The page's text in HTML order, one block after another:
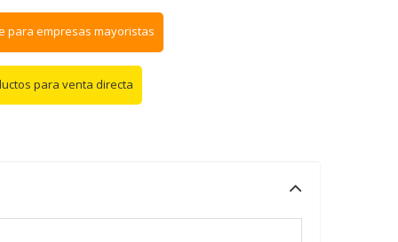
para empresas mayoristas
para venta directa